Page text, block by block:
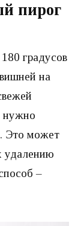
пирог
градусов
на
нужно
Это может
удалению
–